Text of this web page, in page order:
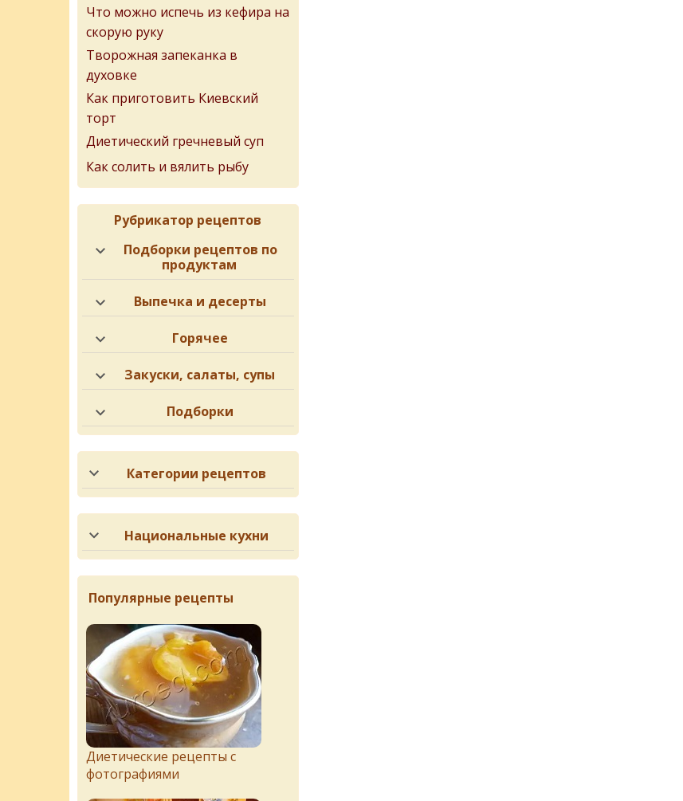
Что можно испечь из кефира на
скорую руку
Творожная запеканка в
духовке
Как приготовить Киевский
торт
Диетический гречневый суп
Как солить и вялить рыбу
Рубрикатор рецептов
Подборки рецептов по
продуктам
Выпечка и десерты
Горячее
Закуски, салаты, супы
Подборки
Категории рецептов
Национальные кухни
Популярные рецепты
Диетические рецепты с
фотографиями